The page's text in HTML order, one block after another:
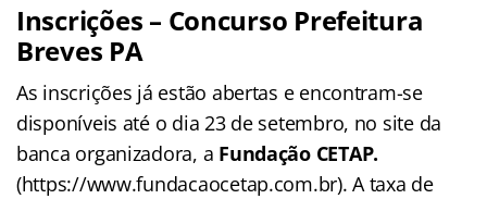
Inscrições – Concurso Prefeitura
Breves PA
As inscrições já estão abertas e encontram-se
disponíveis até o dia 23 de setembro, no site da
banca organizadora, a Fundação CETAP.
(https://www.fundacaocetap.com.br). A taxa de